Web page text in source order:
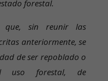
forestal.
que, sin reunir las
anteriormente, se
de ser repoblado o
uso forestal, de